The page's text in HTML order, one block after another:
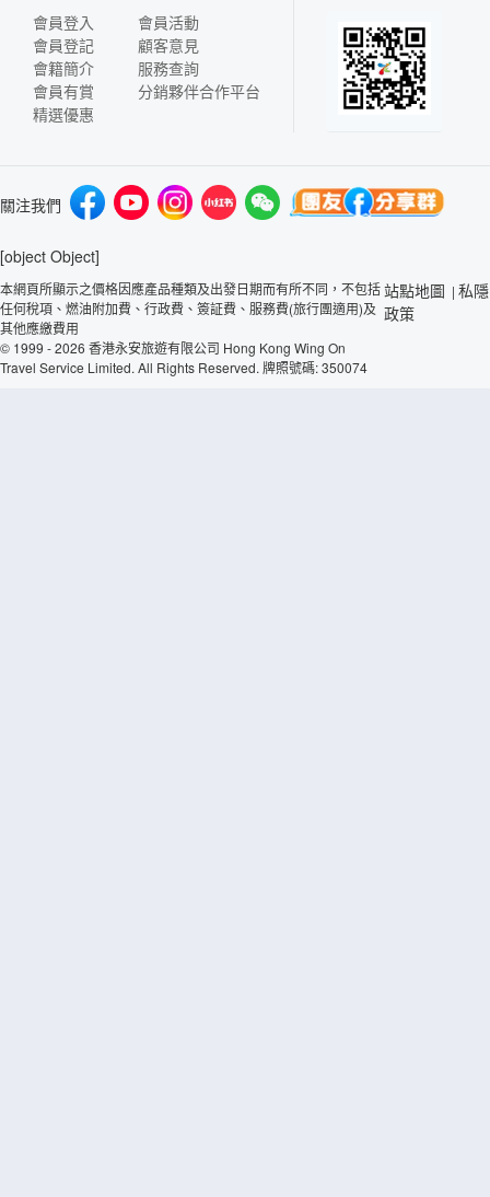
會員登入
會員登記
會籍簡介
會員有賞
精選優惠
會員活動
顧客意見
服務查詢
分銷夥伴合作平台
關注我們
[object Object]
本網頁所顯示之價格因應產品種類及出發日期而有所不同，不包括
任何稅項、燃油附加費、行政費、簽証費、服務費(旅行團適用)及
其他應繳費用
© 1999 - 2026 香港永安旅遊有限公司 Hong Kong Wing On
Travel Service Limited. All Rights Reserved. 牌照號碼: 350074
站點地圖 | 私隱
政策